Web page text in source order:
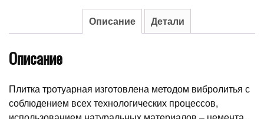
Описание Детали
Описание
Плитка тротуарная изготовлена методом вибролитья с
соблюдением всех технологических процессов,